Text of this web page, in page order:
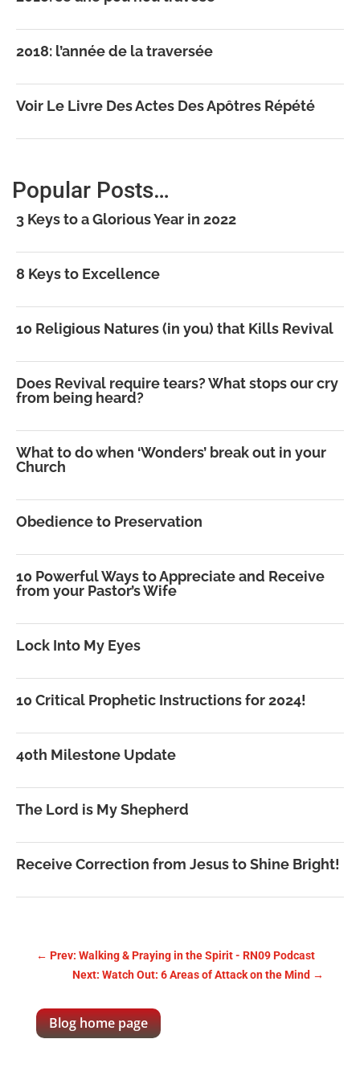
2018: l’année de la traversée
Voir Le Livre Des Actes Des Apôtres Répété
Popular Posts…
3 Keys to a Glorious Year in 2022
8 Keys to Excellence
10 Religious Natures (in you) that Kills Revival
Does Revival require tears? What stops our cry
from being heard?
What to do when ‘Wonders’ break out in your
Church
Obedience to Preservation
10 Powerful Ways to Appreciate and Receive
from your Pastor’s Wife
Lock Into My Eyes
10 Critical Prophetic Instructions for 2024!
40th Milestone Update
The Lord is My Shepherd
Receive Correction from Jesus to Shine Bright!
← Prev: Walking & Praying in the Spirit - RN09 Podcast
Next: Watch Out: 6 Areas of Attack on the Mind →
Blog home page